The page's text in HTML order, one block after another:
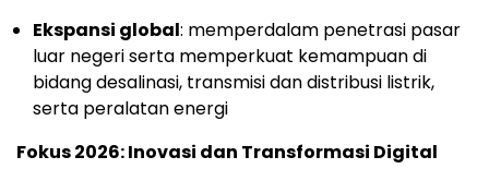
Ekspansi global: memperdalam penetrasi pasar
luar negeri serta memperkuat kemampuan di
bidang desalinasi, transmisi dan distribusi listrik,
serta peralatan energi
Fokus 2026: Inovasi dan Transformasi Digital